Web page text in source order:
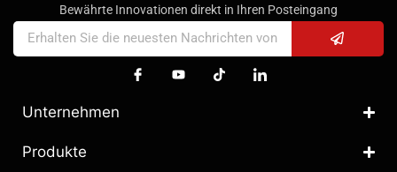
Bewährte Innovationen direkt in Ihren Posteingang
Unternehmen
Produkte